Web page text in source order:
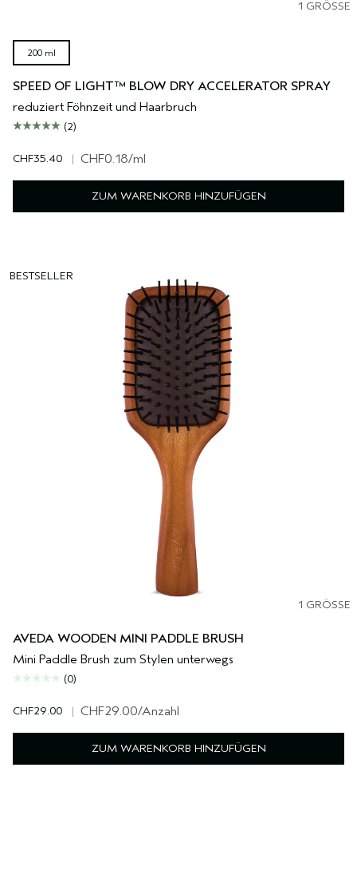
1 GRÖSSE
200 ml
SPEED OF LIGHT™ BLOW DRY ACCELERATOR SPRAY
reduziert Föhnzeit und Haarbruch
(2)
CHF35.40 | CHF0.18/ml
ZUM WARENKORB HINZUFÜGEN
BESTSELLER
1 GRÖSSE
AVEDA WOODEN MINI PADDLE BRUSH
Mini Paddle Brush zum Stylen unterwegs
(0)
CHF29.00 | CHF29.00/Anzahl
ZUM WARENKORB HINZUFÜGEN